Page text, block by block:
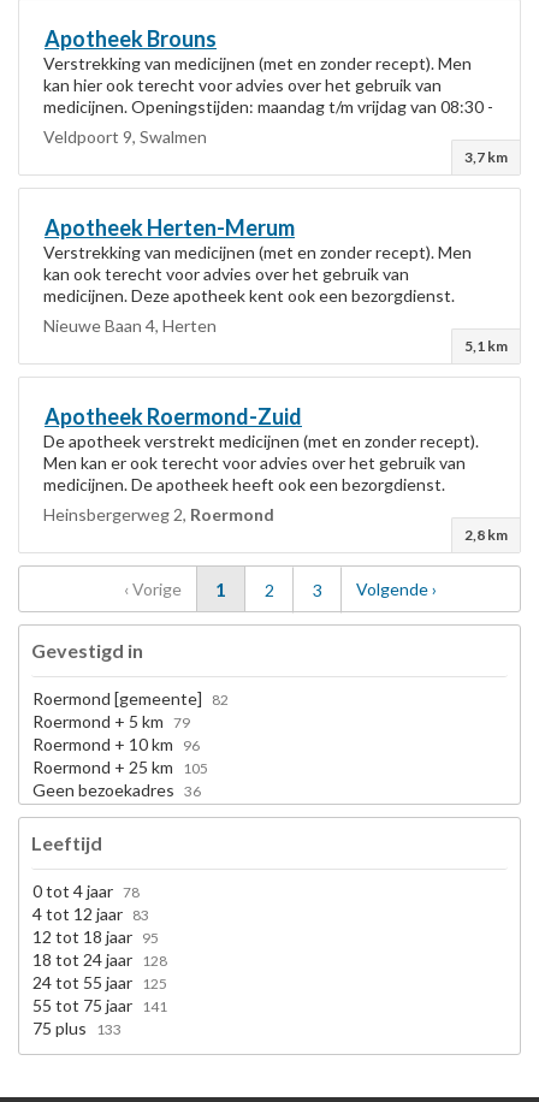
Apotheek Brouns
Verstrekking van medicijnen (met en zonder recept). Men
kan hier ook terecht voor advies over het gebruik van
medicijnen. Openingstijden: maandag t/m vrijdag van 08:30 -
18:00 uur en zaterdag van 10...
Veldpoort 9, Swalmen
3,7 km
Apotheek Herten-Merum
Verstrekking van medicijnen (met en zonder recept). Men
kan ook terecht voor advies over het gebruik van
medicijnen. Deze apotheek kent ook een bezorgdienst.
Openingstijden: * maandag t/m vrijdag...
Nieuwe Baan 4, Herten
5,1 km
ApotheekRoermond-Zuid
De apotheek verstrekt medicijnen (met en zonder recept).
Men kan er ook terecht voor advies over het gebruik van
medicijnen. De apotheek heeft ook een bezorgdienst.
Openingstijden: maandag t/m vrijdag...
Heinsbergerweg 2, Roermond
2,8 km
‹Vorigepaginapagina
1 pagina
2 pagina
3 Volgendepagina
›
Gevestigd in
Roermond [gemeente] 82
Roermond + 5 km 79
Roermond + 10 km 96
Roermond + 25 km 105
Geen bezoekadres 36
Leeftijd
0 tot 4 jaar 78
4 tot 12 jaar 83
12 tot 18 jaar 95
18 tot 24 jaar 128
24 tot 55 jaar 125
55 tot 75 jaar 141
75 plus 133